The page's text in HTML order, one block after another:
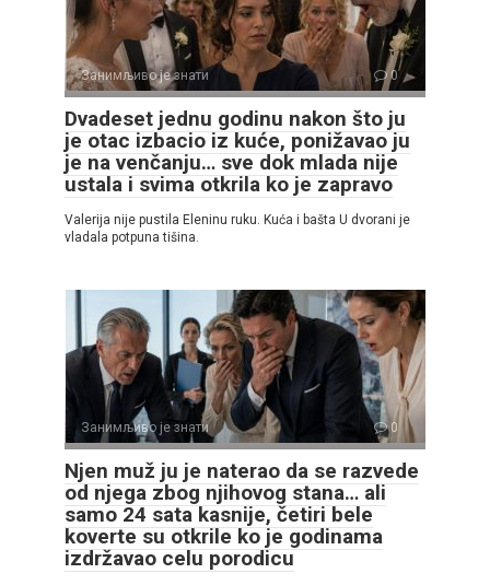
Занимљиво је знати 0
Dvadeset jednu godinu nakon što ju
je otac izbacio iz kuće, ponižavao ju
je na venčanju… sve dok mlada nije
ustala i svima otkrila ko je zapravo
Valerija nije pustila Eleninu ruku. Kuća i bašta U dvorani je
vladala potpuna tišina.
Занимљиво је знати 0
Njen muž ju je naterao da se razvede
od njega zbog njihovog stana… ali
samo 24 sata kasnije, četiri bele
koverte su otkrile ko je godinama
izdržavao celu porodicu